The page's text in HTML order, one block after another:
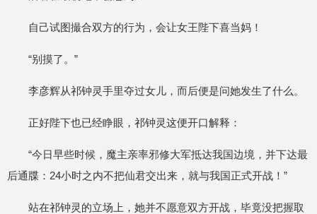
自己试图撮合双方的行为，会让女王陛下喜当妈！
“别摸了。”
李彦辉从祁钟灵手里夺过女儿，而后便是问她发生了什么。
正好陛下也已经睁眼，祁钟灵这便开口解释：
“今日早些时候，魔主亲率邪修大军抵达我国边境，并下达最
后通牒：24小时之内不把仙君交出来，就与我国正式开战！”
站在祁钟灵的立场上，她并不愿意双方开战，毕竟没把握取